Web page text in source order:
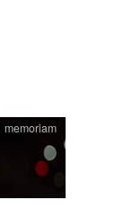
memoriam